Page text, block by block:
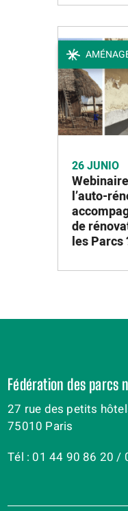
26 JUNIO
l’auto-
de
les Parcs
Fédération des parcs
27 rue des petits
75010 Paris
Tél : 01 44 90 86 20 /